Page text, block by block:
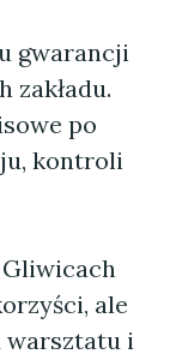
gwarancji
zakładu.
po
kontroli
ale
warsztatu i